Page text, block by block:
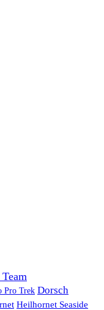
Pro Trek Dorsch
Heilhornet Seaside